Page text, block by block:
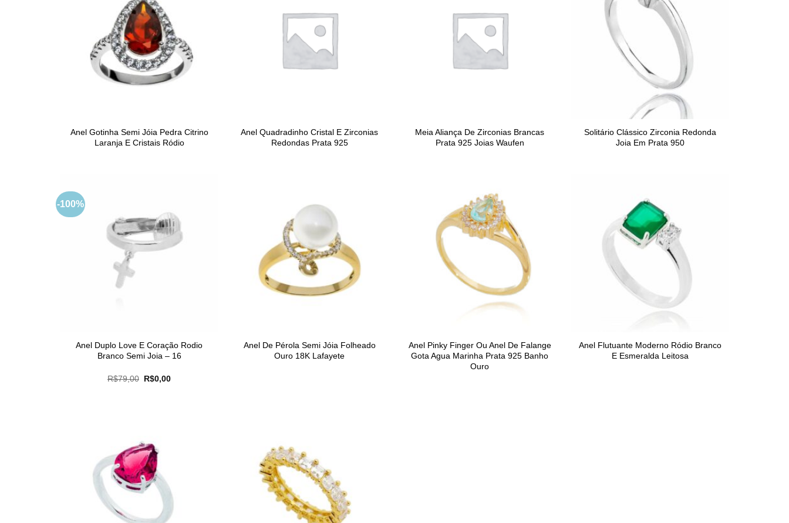
Anel Gotinha Semi Jóia Pedra Citrino
Laranja E Cristais Ródio
Anel Quadradinho Cristal E Zirconias
Redondas Prata 925
Meia Aliança De Zirconias Brancas
Prata 925 Joias Waufen
Solitário Clássico Zirconia Redonda
Joia Em Prata 950
-100%
Anel Duplo Love E Coração Rodio
Branco Semi Joia – 16
R$79,00 O
R$0,00O
Anel De Pérola Semi Jóia Folheado
Ouro 18K Lafayete
Anel Pinky Finger Ou Anel De Falange
Gota Agua Marinha Prata 925 Banho
Ouro
Anel Flutuante Moderno Ródio Branco
E Esmeralda Leitosa